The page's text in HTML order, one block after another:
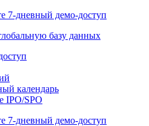
7-дневный демо-доступ
базу данных
календарь
IPO/SPO
7-дневный демо-доступ